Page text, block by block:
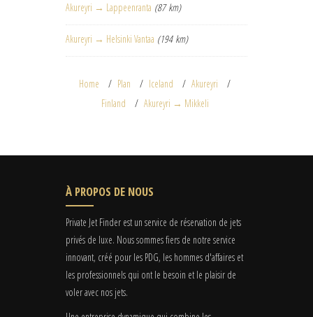
Akureyri → Lappeenranta (87 km)
Akureyri → Helsinki Vantaa (194 km)
Home Plan Iceland
Akureyri
Finland
Akureyri → Mikkeli
À PROPOS DE NOUS
Private Jet Finder est un service de réservation de jets
privés de luxe. Nous sommes fiers de notre service
innovant, créé pour les PDG, les hommes d'affaires et
les professionnels qui ont le besoin et le plaisir de
voler avec nos jets.